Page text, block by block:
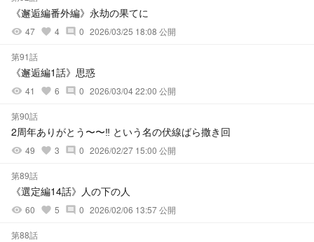
《邂逅編番外編》永劫の果てに
visibility 47 favorite 4 comment 0 2026/03/25 18:08 公開
第91話
《邂逅編1話》思惑
visibility 41 favorite 6 comment 0 2026/03/04 22:00 公開
第90話
2周年ありがとう〜〜‼︎ という名の伏線ばら撒き回
visibility 49 favorite 3 comment 0 2026/02/27 15:00 公開
第89話
《選定編14話》人の下の人
visibility 60 favorite 5 comment 0 2026/02/06 13:57 公開
第88話